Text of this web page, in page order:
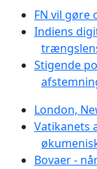
FN vil
Indiens
Stigende
London,
Vatikanets
Bovaer -